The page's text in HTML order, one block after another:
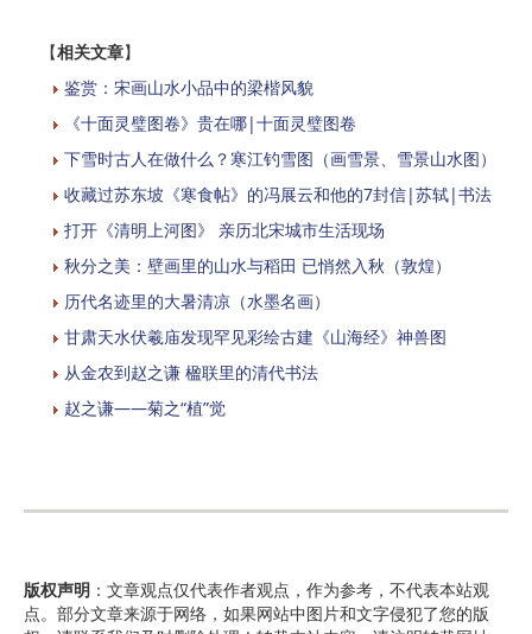
【相关文章】
鉴赏：宋画山水小品中的梁楷风貌
《十面灵璧图卷》贵在哪|十面灵璧图卷
下雪时古人在做什么？寒江钓雪图（画雪景、雪景山水图）
收藏过苏东坡《寒食帖》的冯展云和他的7封信|苏轼|书法
打开《清明上河图》 亲历北宋城市生活现场
秋分之美：壁画里的山水与稻田 已悄然入秋（敦煌）
历代名迹里的大暑清凉（水墨名画）
甘肃天水伏羲庙发现罕见彩绘古建《山海经》神兽图
从金农到赵之谦 楹联里的清代书法
赵之谦——菊之“植”觉
版权声明 ：文章观点仅代表作者观点，作为参考，不代表本站观
点。部分文章来源于网络，如果网站中图片和文字侵犯了您的版